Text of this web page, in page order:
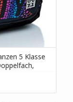
5 Klasse